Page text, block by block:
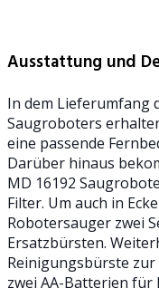
Ausstattung und
In dem Lieferumfang
Saugroboters
eine passende
Darüber hinaus
MD 16192
Filter. Um auch in
Robotersauger zwei
Ersatzbürsten.
Reinigungsbürste zur
zwei AA-Batterien für